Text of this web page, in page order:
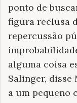
ponto de
figura reclusa
repercussão
alguma coisa
Salinger, disse
a um pequeno